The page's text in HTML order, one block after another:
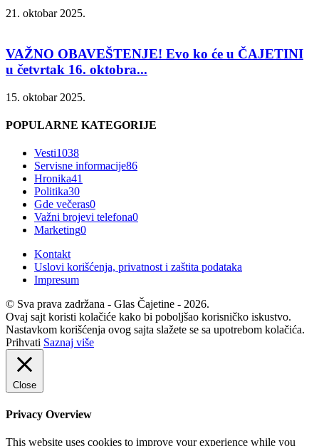
21. oktobar 2025.
VAŽNO OBAVEŠTENJE! Evo ko će u ČAJETINI
u četvrtak 16. oktobra...
15. oktobar 2025.
POPULARNE KATEGORIJE
Vesti1038
Servisne informacije86
Hronika41
Politika30
Gde večeras0
Važni brojevi telefona0
Marketing0
Kontakt
Uslovi korišćenja, privatnost i zaštita podataka
Impresum
© Sva prava zadržana - Glas Čajetine - 2026.
Ovaj sajt koristi kolačiće kako bi poboljšao korisničko iskustvo.
Nastavkom korišćenja ovog sajta slažete se sa upotrebom kolačića.
Prihvati Saznaj više
Close
Privacy Overview
This website uses cookies to improve your experience while you